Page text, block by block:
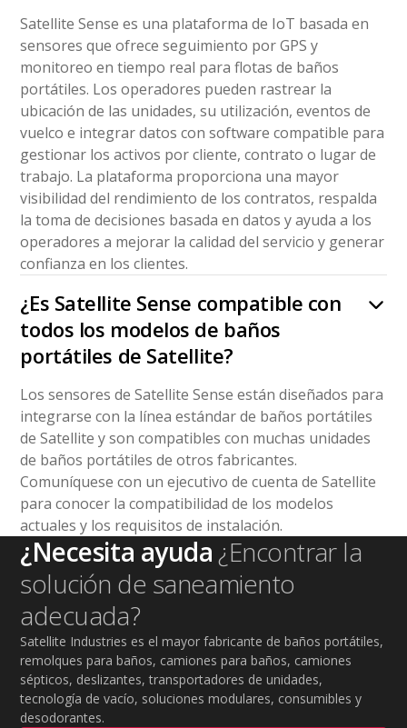
Satellite Sense es una plataforma de IoT basada en
sensores que ofrece seguimiento por GPS y
monitoreo en tiempo real para flotas de baños
portátiles. Los operadores pueden rastrear la
ubicación de las unidades, su utilización, eventos de
vuelco e integrar datos con software compatible para
gestionar los activos por cliente, contrato o lugar de
trabajo. La plataforma proporciona una mayor
visibilidad del rendimiento de los contratos, respalda
la toma de decisiones basada en datos y ayuda a los
operadores a mejorar la calidad del servicio y generar
confianza en los clientes.
¿Es Satellite Sense compatible con
todos los modelos de baños
portátiles de Satellite?
Los sensores de Satellite Sense están diseñados para
integrarse con la línea estándar de baños portátiles
de Satellite y son compatibles con muchas unidades
de baños portátiles de otros fabricantes.
Comuníquese con un ejecutivo de cuenta de Satellite
para conocer la compatibilidad de los modelos
actuales y los requisitos de instalación.
¿Necesita ayuda¿Encontrar la
solución de saneamiento
adecuada?
Satellite Industries es el mayor fabricante de baños portátiles,
remolques para baños, camiones para baños, camiones
sépticos, deslizantes, transportadores de unidades,
tecnología de vacío, soluciones modulares, consumibles y
desodorantes.